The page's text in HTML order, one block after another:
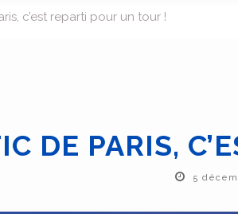
c’est reparti pour un tour !
DE PARIS,
5